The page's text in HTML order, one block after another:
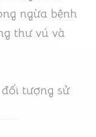
ngừa bệnh
thư vú và
tượng sử